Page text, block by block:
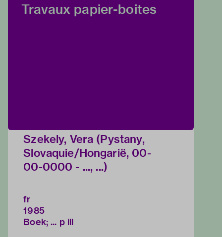
Travaux papier-boites
Szekely, Vera (Pystany,
Slovaquie/Hongarië, 00-
00-0000 - ..., ...)
fr
1985
Boek; ... p ill